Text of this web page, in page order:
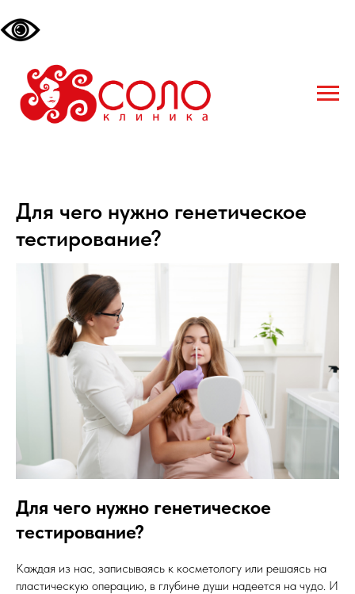
Для чего нужно генетическое
тестирование?
Для чего нужно генетическое
тестирование?
Каждая из нас‚ записываясь к косметологу или решаясь на
пластическую операцию‚ в глубине души надеется на чудо. И